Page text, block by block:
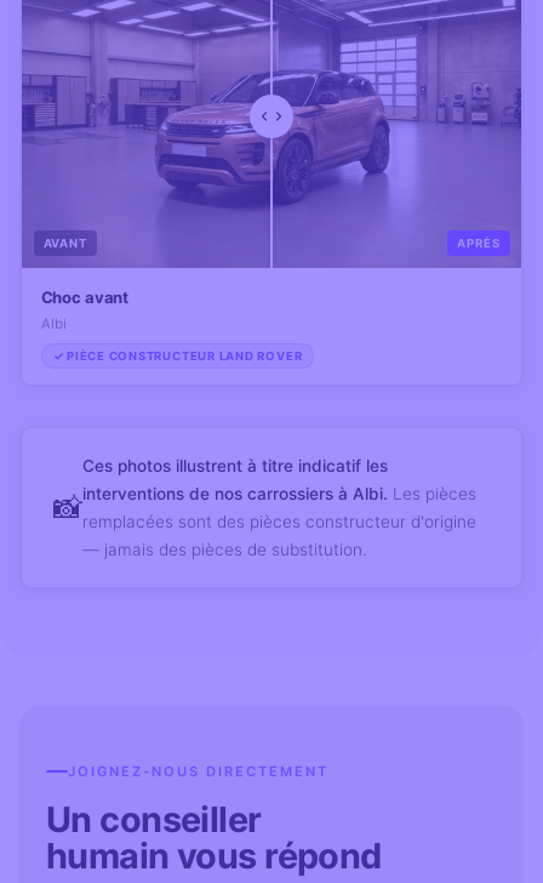
AVANT APRÈS
Choc avant
Albi
✓ PIÈCE CONSTRUCTEUR LAND ROVER
📸
Ces photos illustrent à titre indicatif les
interventions de nos carrossiers à Albi. Les pièces
remplacées sont des pièces constructeur d'origine
— jamais des pièces de substitution.
JOIGNEZ-NOUS DIRECTEMENT
Un conseiller
humain vous répond